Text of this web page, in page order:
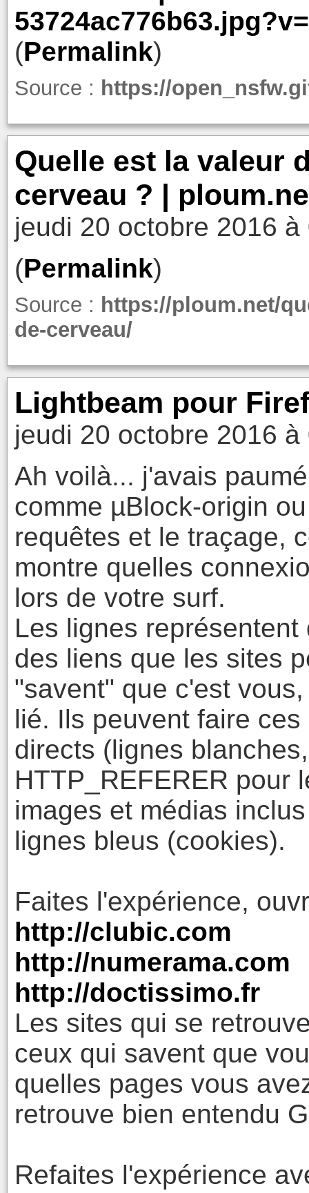
(Permalink)
Source : https://
Quelle est la valeur
cerveau ? |
jeudi 20 octobre 2016 à
(Permalink)
Source : https://ploum.net/
de-cerveau/
Lightbeam pour
jeudi 20 octobre 2016 à
Ah voilà... j'avais
comme µBlock-origin
requêtes et le traçage,
montre quelles
lors de votre surf.
Les lignes
des liens que les sites
"savent" que c'est
lié. Ils peuvent faire
directs (lignes
HTTP_REFERER pour
images et médias
lignes bleus (cookies).
Faites l'expérience,
http://clubic.com
http://numerama.com
http://doctissimo.fr
Les sites qui se
ceux qui savent que
quelles pages vous
retrouve bien entendu
Refaites l'expérience